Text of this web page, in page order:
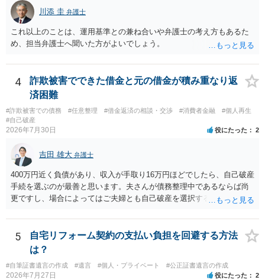
川添 圭 弁護士
これ以上のことは、運用基準との兼ね合いや弁護士の考え方もあるた
め、担当弁護士へ聞いた方がよいでしょう。
4
詐欺被害でできた借金と元の借金が積み重なり返
済困難
#詐欺被害での債務 #任意整理 #借金返済の相談・交渉 #消費者金融
#個人再生
#自己破産
2026年7月30日 役にたった 2
吉田 雄大 弁護士
400万円近く負債があり、収入が手取り16万円ほどでしたら、自己破産
手続を選ぶのが最善と思います。夫さんが債務整理中であるならば尚
更ですし、場合によってはご夫婦とも自己破産を選択する方法もある
5
自宅リフォーム契約の支払い負担を回避する方法
は？
#自筆証書遺言の作成 #遺言 #個人・プライベート #公正証書遺言の作成
2026年7月27日 役にたった 2